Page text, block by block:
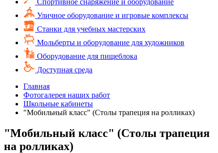
Уличное оборудование и игровые комплексы
Cтанки для учебных мастерских
Мольберты и оборудование для художников
Оборудование для пищеблока
Доступная среда
Главная
Фотогалерея наших работ
Школьные кабинеты
"Мобильный класс" (Столы трапеция на ролликах)
"Мобильный класс" (Столы трапеция
на ролликах)